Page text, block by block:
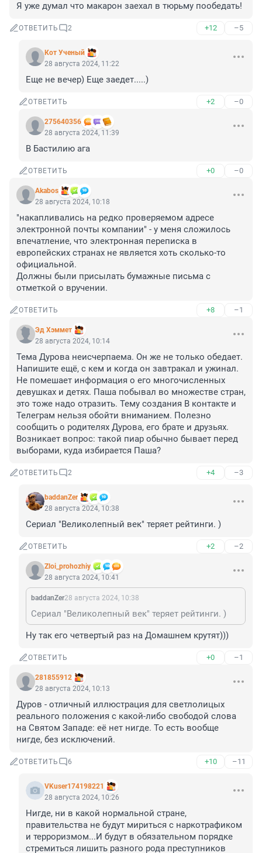
Я уже думал что макарон заехал в тюрьму пообедать!
ОТВЕТИТЬ 2 +12 –5
Кот Ученый
28 августа 2024, 11:22
Еще не вечер) Еще заедет.....)
ОТВЕТИТЬ +2 –0
275640356
28 августа 2024, 11:39
В Бастилию ага
ОТВЕТИТЬ +0 –0
Akabos
28 августа 2024, 10:18
"накапливались на редко проверяемом адресе
электронной почты компании" - у меня сложилось
впечатление, что электронная переписка в
европейских странах не является хоть сколько-то
официальной.
Должны были присылать бумажные письма с
отметкой о вручении.
ОТВЕТИТЬ +8 –1
Эд Хэммет
28 августа 2024, 10:14
Тема Дурова неисчерпаема. Он же не только обедает.
Напишите ещё, с кем и когда он завтракал и ужинал.
Не помешает информация о его многочисленных
девушках и детях. Паша побывал во множестве стран,
это тоже надо отразить. Тему создания В контакте и
Телеграм нельзя обойти вниманием. Полезно
сообщить о родителях Дурова, его брате и друзьях.
Возникает вопрос: такой пиар обычно бывает перед
выборами, куда избирается Паша?
ОТВЕТИТЬ 2 +4 –3
baddanZer
28 августа 2024, 10:38
Сериал "Великолепный век" теряет рейтинги. )
ОТВЕТИТЬ +2 –2
Zloi_prohozhiy
28 августа 2024, 10:41
baddanZer28 августа 2024, 10:38
Сериал "Великолепный век" теряет рейтинги. )
Ну так его четвертый раз на Домашнем крутят)))
ОТВЕТИТЬ +0 –1
281855912
28 августа 2024, 10:13
Дуров - отличный иллюстрация для светлолицых
реального положения с какой-либо свободой слова
на Святом Западе: её нет нигде. То есть вообще
нигде, без исключений.
ОТВЕТИТЬ 6 +10 –11
VKuser174198221
28 августа 2024, 10:26
Нигде, ни в какой нормальной стране,
правительства не будут мириться с наркотрафиком
и терроризмом...И будут в обязательном порядке
стремиться лишить разного рода преступников